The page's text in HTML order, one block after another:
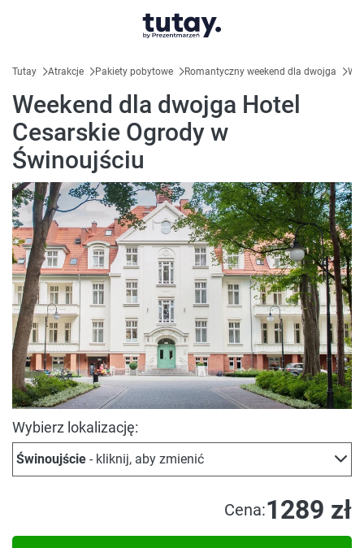
Tutay Atrakcje Pakiety pobytowe Romantyczny weekend dla dwojga
Weekend dla dwojga Hotel
Cesarskie Ogrody w
Świnoujściu
Wybierz lokalizację:
Świnoujście - kliknij, aby zmienić
Cena:1289 zł